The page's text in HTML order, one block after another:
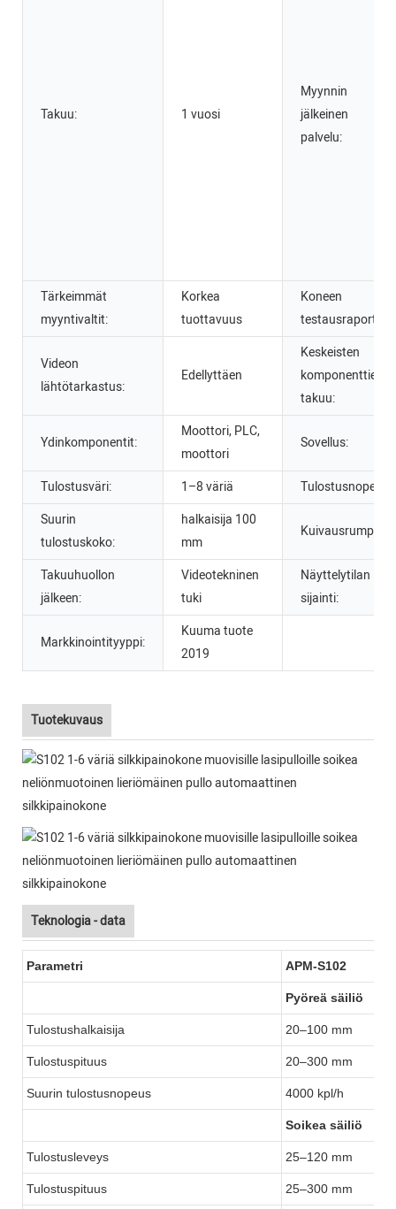
Takuu: 1 vuosi
Myynnin
jälkeinen
palvelu:
Tärkeimmät
myyntivaltit:
Korkea
tuottavuus
Koneen
testausraportti:
Videon
lähtötarkastus:
Edellyttäen
Keskeisten
komponenttien
takuu:
Ydinkomponentit:
Moottori, PLC,
moottori
Sovellus:
Tulostusväri: 1–8 väriä
Tulostusnopeus:
Suurin
tulostuskoko:
halkaisija 100
mm
Kuivausrumpu:
Takuuhuollon
jälkeen:
Videotekninen
tuki
Näyttelytilan
sijainti:
Markkinointityyppi:
Kuuma tuote
2019
Tuotekuvaus
Teknologia - data
Parametri APM-S102
Pyöreä säiliö
Tulostushalkaisija 20–100 mm
Tulostuspituus 20–300 mm
Suurin tulostusnopeus 4000 kpl/h
Soikea säiliö
Tulostusleveys 25–120 mm
Tulostuspituus 25–300 mm